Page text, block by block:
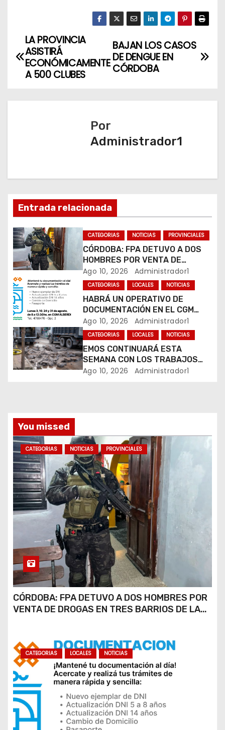
N
a
ó
n
d
e
e
n
t
r
a
s
BAJAN LOS CASOS
DE DENGUE EN
CÓRDOBA
LA PROVINCIA
ASISTIRÁ
ECONÓMICAMENTE
A 500 CLUBES
Por
Administrador1
Entrada relacionada
CATEGORIAS NOTICIAS PROVINCIALES
CÓRDOBA: FPA DETUVO A DOS
HOMBRES POR VENTA DE
DROGAS EN TRES BARRIOS DE
LA CAPITAL
Ago 10, 2026 Administrador1
CATEGORIAS LOCALES NOTICIAS
HABRÁ UN OPERATIVO DE
DOCUMENTACIÓN EN EL CGM
ALBERDI
Ago 10, 2026 Administrador1
CATEGORIAS LOCALES NOTICIAS
EMOS CONTINUARÁ ESTA
SEMANA CON LOS TRABAJOS
SOBRE CALLE ALVEAR
Ago 10, 2026 Administrador1
You missed
CATEGORIAS NOTICIAS PROVINCIALES
CÓRDOBA: FPA DETUVO A DOS HOMBRES POR
VENTA DE DROGAS EN TRES BARRIOS DE LA
CATEGORIAS LOCALES NOTICIAS